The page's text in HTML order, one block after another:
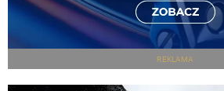
REKLAMA